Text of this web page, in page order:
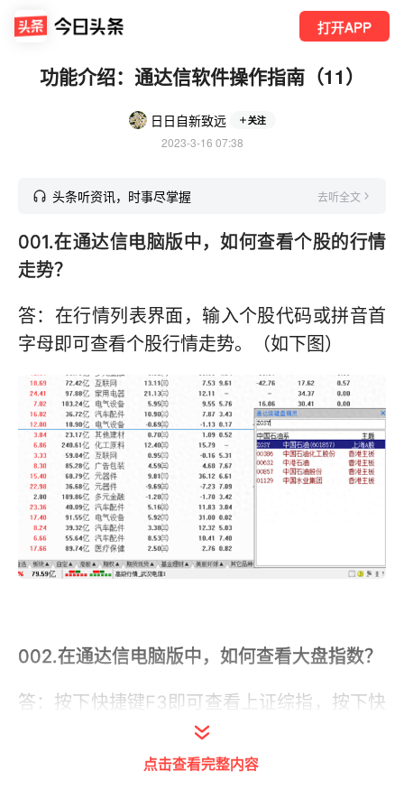
打开APP
功能介绍：通达信软件操作指南（11）
日日自新致远 关注
2023-3-16 07:38
头条听资讯，时事尽掌握 去听全文
001.在通达信电脑版中，如何查看个股的行情
走势？
答：在行情列表界面，输入个股代码或拼音首
字母即可查看个股行情走势。（如下图）
002.在通达信电脑版中，如何查看大盘指数？
答：按下快捷键F3即可查看上证综指，按下快
捷键F4即可查看深证成指。
003.在通达信电脑版中，如何查看市场的成交
点击查看完整内容